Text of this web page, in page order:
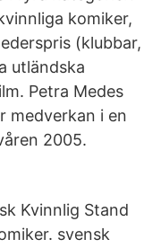
komiker,
(klubbar,
utländska
Petra Medes
medverkan i en
2005.
Kvinnlig Stand
svensk